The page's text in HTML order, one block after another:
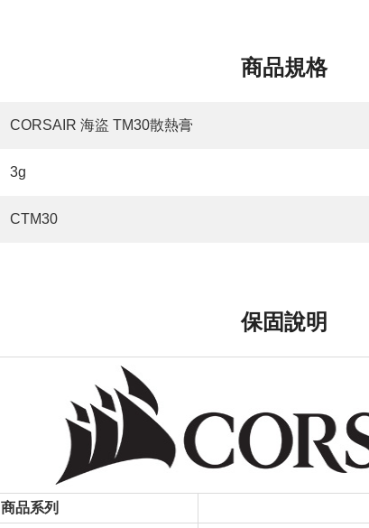
商品規格
CORSAIR 海盜 TM30散熱膏
3g
CTM30
保固說明
商品系列